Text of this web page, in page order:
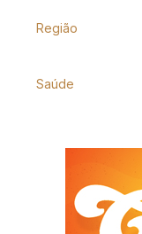
Região
Saúde